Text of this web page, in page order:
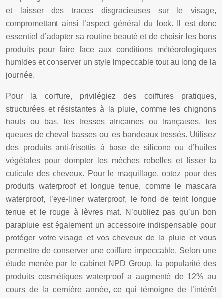
et laisser des traces disgracieuses sur le visage,
compromettant ainsi l’aspect général du look. Il est donc
essentiel d’adapter sa routine beauté et de choisir les bons
produits pour faire face aux conditions météorologiques
humides et conserver un style impeccable tout au long de la
journée.
Pour la coiffure, privilégiez des coiffures pratiques,
structurées et résistantes à la pluie, comme les chignons
hauts ou bas, les tresses africaines ou françaises, les
queues de cheval basses ou les bandeaux tressés. Utilisez
des produits anti-frisottis à base de silicone ou d’huiles
végétales pour dompter les mèches rebelles et lisser la
cuticule des cheveux. Pour le maquillage, optez pour des
produits waterproof et longue tenue, comme le mascara
waterproof, l’eye-liner waterproof, le fond de teint longue
tenue et le rouge à lèvres mat. N’oubliez pas qu’un bon
parapluie est également un accessoire indispensable pour
protéger votre visage et vos cheveux de la pluie et vous
permettre de conserver une coiffure impeccable. Selon une
étude menée par le cabinet NPD Group, la popularité des
produits cosmétiques waterproof a augmenté de 12% au
cours de la dernière année, ce qui témoigne de l’intérêt